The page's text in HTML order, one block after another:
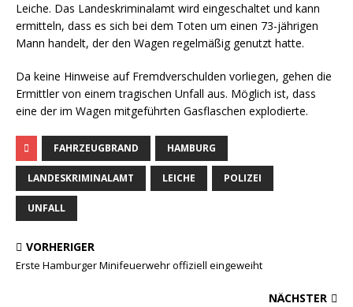
Leiche. Das Landeskriminalamt wird eingeschaltet und kann
ermitteln, dass es sich bei dem Toten um einen 73-jährigen
Mann handelt, der den Wagen regelmäßig genutzt hatte.
Da keine Hinweise auf Fremdverschulden vorliegen, gehen die
Ermittler von einem tragischen Unfall aus. Möglich ist, dass
eine der im Wagen mitgeführten Gasflaschen explodierte.
FAHRZEUGBRAND HAMBURG
LANDESKRIMINALAMT LEICHE POLIZEI
UNFALL
VORHERIGER
Erste Hamburger Minifeuerwehr offiziell eingeweiht
NÄCHSTER